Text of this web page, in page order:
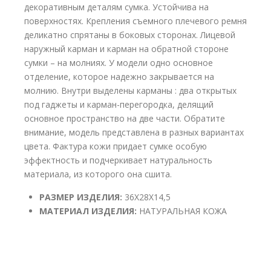
декоративным деталям сумка. Устойчива на
поверхностях. Крепления съемного плечевого ремня
деликатно спрятаны в боковых сторонах. Лицевой
наружный карман и карман на обратной стороне
сумки – на молниях. У модели одно основное
отделение, которое надежно закрывается на
молнию. Внутри выделены карманы : два открытых
под гаджеты и карман-перегородка, делящий
основное пространство на две части. Обратите
внимание, модель представлена в разных вариантах
цвета. Фактура кожи придает сумке особую
эффектность и подчеркивает натуральность
материала, из которого она сшита.
РАЗМЕР ИЗДЕЛИЯ: 36X28X14,5
МАТЕРИАЛ ИЗДЕЛИЯ: НАТУРАЛЬНАЯ КОЖА